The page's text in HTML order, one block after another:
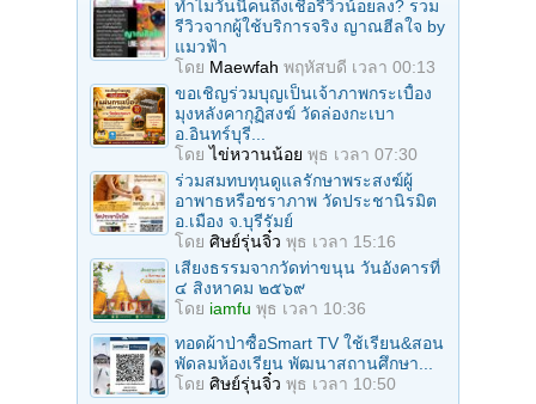
ทำไมวันนี้คนถึงเชื่อรีวิวน้อยลง? รวม
รีวิวจากผู้ใช้บริการจริง ญาณฮีลใจ by
แมวฟ้า
โดย Maewfah พฤหัสบดี เวลา 00:13
ขอเชิญร่วมบุญเป็นเจ้าภาพกระเบื้อง
มุงหลังคากุฏิสงฆ์ วัดล่องกะเบา
อ.อินทร์บุรี...
โดยไข่หวานน้อย พุธ เวลา 07:30
ร่วมสมทบทุนดูแลรักษาพระสงฆ์ผู้
อาพาธหรือชราภาพ วัดประชานิรมิต
อ.เมือง จ.บุรีรัมย์
โดย ศิษย์รุ่นจิ๋ว พุธ เวลา 15:16
เสียงธรรมจากวัดท่าขนุน วันอังคารที่
๔ สิงหาคม ๒๕๖๙
โดย iamfu พุธ เวลา 10:36
ทอดผ้าป่าซื้อSmart TV ใช้เรียน&สอน
พัดลมห้องเรียน พัฒนาสถานศึกษา...
โดย ศิษย์รุ่นจิ๋ว พุธ เวลา 10:50